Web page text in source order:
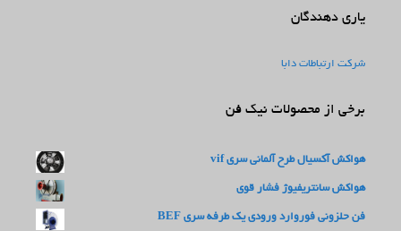
یاری دهندگان
شرکت ارتباطات دابا
برخی از محصولات نیک فن
هواکش آکسیال طرح آلمانی سری vif
هواکش سانتریفیوژ فشار قوی
فن حلزونی فوروارد ورودی یک طرفه سری BEF